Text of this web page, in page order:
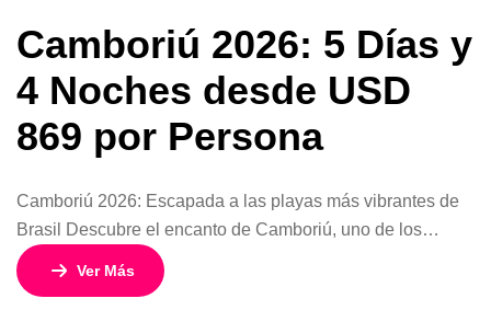
Camboriú 2026: 5 Días y
4 Noches desde USD
869 por Persona
Camboriú 2026: Escapada a las playas más vibrantes de
Brasil Descubre el encanto de Camboriú, uno de los
destinos turísticos más visitados del sur de Brasil, famoso
por sus extensas playas, moderna infraestructura,
Ver Más